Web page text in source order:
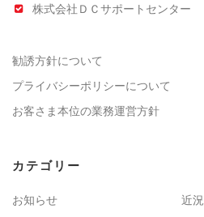
株式会社ＤＣサポートセンター
勧誘方針について
プライバシーポリシーについて
お客さま本位の業務運営方針
カテゴリー
お知らせ 近況